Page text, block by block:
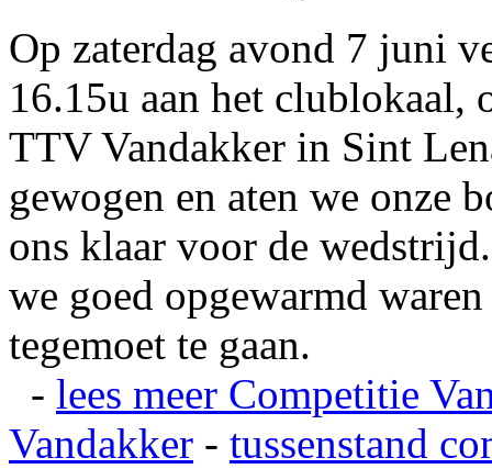
Op zaterdag avond 7 juni
16.15u aan het clublokaal,
TTV Vandakker in Sint
gewogen en aten we onze
ons klaar voor de
we goed opgewarmd
tegemoet te gaan.
- lees meer Competitie
Vandakker - tussenstand